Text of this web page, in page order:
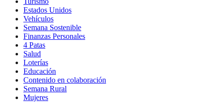
Estados Unidos
Vehículos
Semana Sostenible
Finanzas Personales
4 Patas
Salud
Loterías
Educación
Contenido en colaboración
Semana Rural
Mujeres